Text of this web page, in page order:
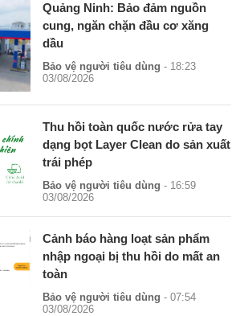
Quảng Ninh: Bảo đảm nguồn
cung, ngăn chặn đầu cơ xăng
dầu
Bảo vệ người tiêu dùng - 18:23
03/08/2026
Thu hồi toàn quốc nước rửa tay
dạng bọt Layer Clean do sản xuất
trái phép
Bảo vệ người tiêu dùng - 16:59
03/08/2026
Cảnh báo hàng loạt sản phẩm
nhập ngoại bị thu hồi do mất an
toàn
Bảo vệ người tiêu dùng - 07:54
03/08/2026